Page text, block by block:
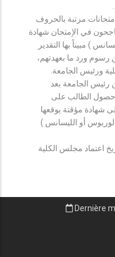
مرتبة بالحروف
في الإمتحان شهادة
) مبيناً بها التقدير
رسوم ورد ما بعهدتهم،
ورئيس الجامعة.
رئيس الجامعة بعد
حصول الطالب على
شهادة مؤقتة يوقعها
أو الليسانس )
اعتماد مجلس الكلية
Dernière